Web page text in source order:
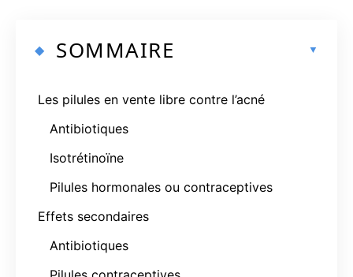
SOMMAIRE
Les pilules en vente libre contre l’acné
Antibiotiques
Isotrétinoïne
Pilules hormonales ou contraceptives
Effets secondaires
Antibiotiques